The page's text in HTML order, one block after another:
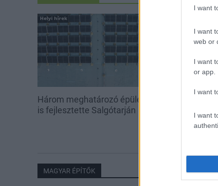
I want
I want
web or
I want
or app.
I want
I want
Helyi hírek
Három meghatározó épületét
is fejlesztette Salgótarján
MAGYAR ÉPÍTŐK